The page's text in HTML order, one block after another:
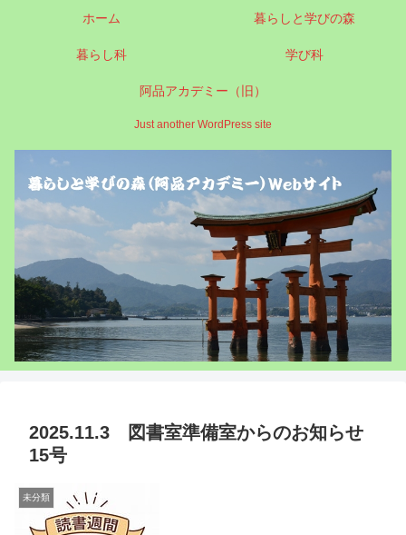
Just another WordPress site
ホーム 暮らしと学びの森
暮らし科 学び科
阿品アカデミー（旧）
2025.11.3 図書室準備室からのお知らせ
15号
未分類